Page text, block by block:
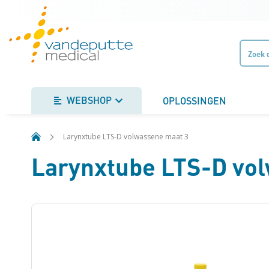
naar
de
inhoud
WEBSHOP OPLOSSINGEN
Larynxtube LTS-D volwassene maat 3
Larynxtube LTS-D
Ga